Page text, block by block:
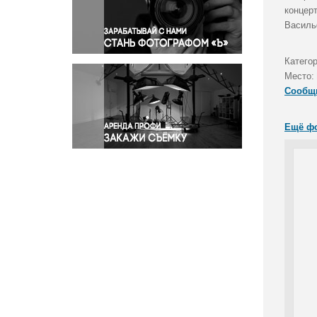
Правосудие
Происшествия и конфликты
Религия
Светская жизнь
Спорт
Экология
Экономика и бизнес
Место:
Ещё